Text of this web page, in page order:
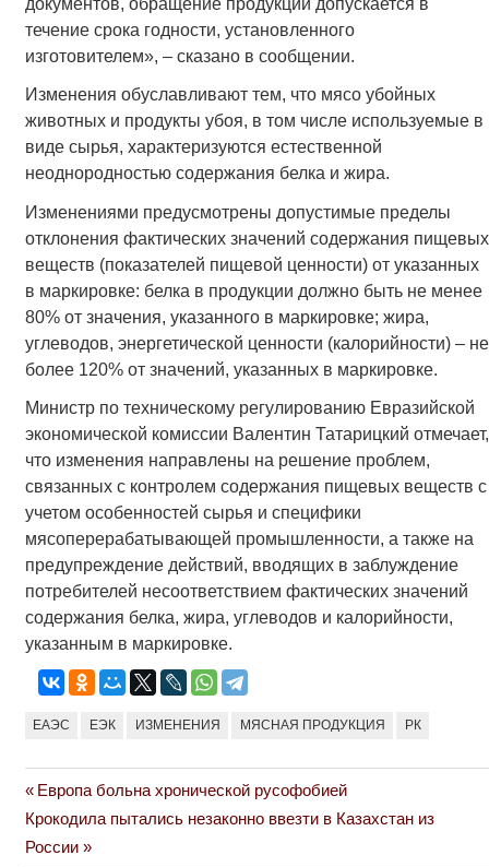
документов, обращение продукции допускается в
течение срока годности, установленного
изготовителем», – сказано в сообщении.
Изменения обуславливают тем, что мясо убойных
животных и продукты убоя, в том числе используемые в
виде сырья, характеризуются естественной
неоднородностью содержания белка и жира.
Изменениями предусмотрены допустимые пределы
отклонения фактических значений содержания пищевых
веществ (показателей пищевой ценности) от указанных
в маркировке: белка в продукции должно быть не менее
80% от значения, указанного в маркировке; жира,
углеводов, энергетической ценности (калорийности) – не
более 120% от значений, указанных в маркировке.
Министр по техническому регулированию Евразийской
экономической комиссии Валентин Татарицкий отмечает,
что изменения направлены на решение проблем,
связанных с контролем содержания пищевых веществ с
учетом особенностей сырья и специфики
мясоперерабатывающей промышленности, а также на
предупреждение действий, вводящих в заблуждение
потребителей несоответствием фактических значений
содержания белка, жира, углеводов и калорийности,
указанным в маркировке.
ЕАЭС ЕЭК ИЗМЕНЕНИЯ МЯСНАЯ ПРОДУКЦИЯ РК
Навигация
по
Previous
Post:
Европа больна хронической русофобией
Next
Post:
Крокодила пытались незаконно ввезти в Казахстан из
России